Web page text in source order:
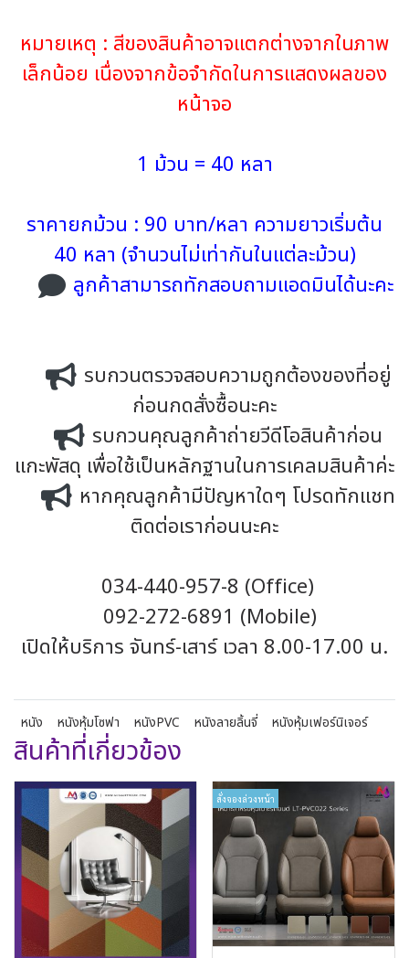
หมายเหตุ : สีของสินค้าอาจแตกต่างจากในภาพ
เล็กน้อย เนื่องจากข้อจำกัดในการแสดงผลของ
หน้าจอ
1 ม้วน = 40 หลา
ราคายกม้วน : 90 บาท/หลา ความยาวเริ่มต้น
40 หลา (จำนวนไม่เท่ากันในแต่ละม้วน)
ลูกค้าสามารถทักสอบถามแอดมินได้นะคะ
รบกวนตรวจสอบความถูกต้องของที่อยู่
ก่อนกดสั่งซื้อนะคะ
รบกวนคุณลูกค้าถ่ายวีดีโอสินค้าก่อน
แกะพัสดุ เพื่อใช้เป็นหลักฐานในการเคลมสินค้าค่ะ
หากคุณลูกค้ามีปัญหาใดๆ โปรดทักแชท
ติดต่อเราก่อนนะคะ
034-440-957-8 (Office)
092-272-6891 (Mobile)
เปิดให้บริการ จันทร์-เสาร์ เวลา 8.00-17.00 น.
หนัง หนังหุ้มโซฟา หนังPVC หนังลายลิ้นจี่ หนังหุ้มเฟอร์นิเจอร์
สินค้าที่เกี่ยวข้อง
สั่งจองล่วงหน้า